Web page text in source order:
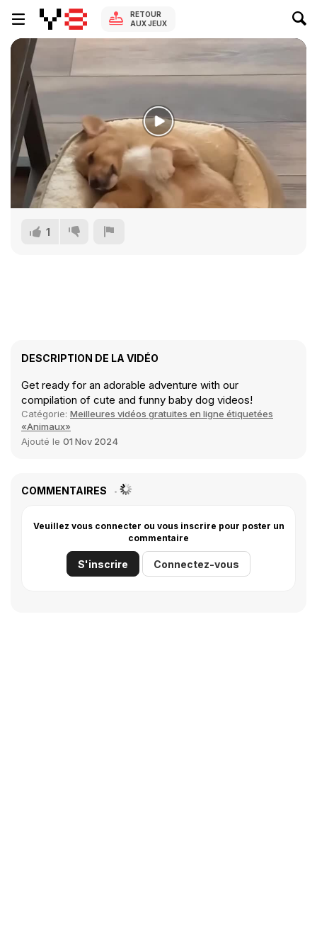
RETOUR
AUX JEUX
1
DESCRIPTION DE LA VIDÉO
Get ready for an adorable adventure with our
compilation of cute and funny baby dog videos!
Catégorie: Meilleures vidéos gratuites en ligne étiquetées
«Animaux»
Ajouté le 01 Nov 2024
COMMENTAIRES
Veuillez vous connecter ou vous inscrire pour poster un
commentaire
S'inscrire Connectez-vous